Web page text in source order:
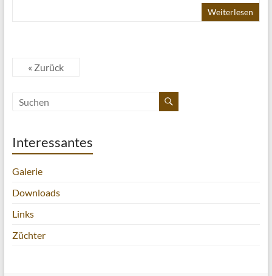
Weiterlesen
« Zurück
Interessantes
Galerie
Downloads
Links
Züchter